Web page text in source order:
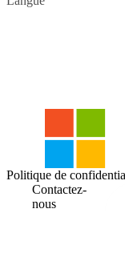
Contactez-
nous
Politique de